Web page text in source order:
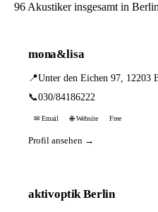
96 Akustiker insgesamt in
mona&lisa
📍Unter den Eichen 97, 12203
📞030/84186222
✉ Email 🌐 Website Free
Profil ansehen →
aktivoptik Berlin